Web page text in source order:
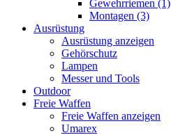
Gewehrriemen (1)
Montagen (3)
Ausrüstung
Ausrüstung anzeigen
Gehörschutz
Lampen
Messer und Tools
Outdoor
Freie Waffen
Freie Waffen anzeigen
Umarex